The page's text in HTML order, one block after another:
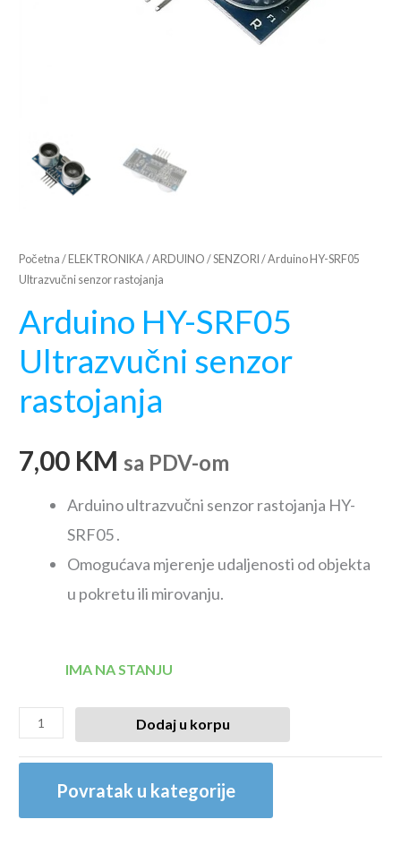
Početna / ELEKTRONIKA/ARDUINO /SENZORI / Arduino HY-SRF05
Ultrazvučni senzor rastojanja
Arduino HY-SRF05
Ultrazvučni senzor
rastojanja
7,00 KM sa PDV-om
Arduino ultrazvučni senzor rastojanja HY-
SRF05 .
Omogućava mjerenje udaljenosti od objekta
u pokretu ili mirovanju.
IMA NA STANJU
Dodaj u korpu
Povratak u kategorije